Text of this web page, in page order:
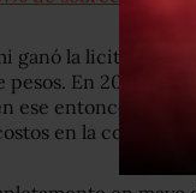
ganó la licitación
En 2010,
ese entonces que
en la